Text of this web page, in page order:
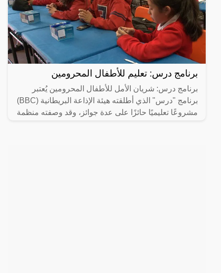
برنامج درس: تعليم للأطفال المحرومين
برنامج درس: شريان الأمل للأطفال المحرومين يُعتبر
برنامج "درس" الذي أطلقته هيئة الإذاعة البريطانية (BBC)
مشروعًا تعليميًا حائزًا على عدة جوائز، وقد وصفته منظمة